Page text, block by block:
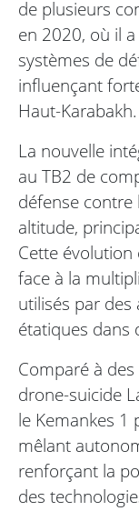
de plusieurs
en 2020, où il
systèmes de
influençant
Haut-Karabakh.
La nouvelle
au TB2 de
défense contre
altitude,
Cette
face à la
utilisés par
étatiques dans
Comparé à
drone-suicide
le Kemankes
mêlant
renforçant la
des